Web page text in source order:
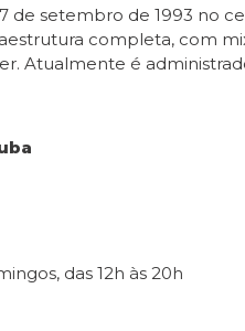
de setembro de 1993 no
completa, com
Atualmente é
das 12h às 20h